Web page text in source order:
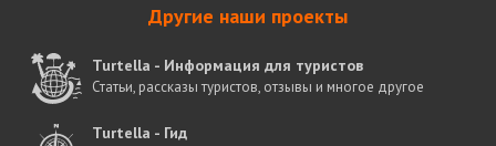
Другие наши проекты
Turtella - Информация для туристов
Статьи, рассказы туристов, отзывы и многое другое
Turtella - Гид